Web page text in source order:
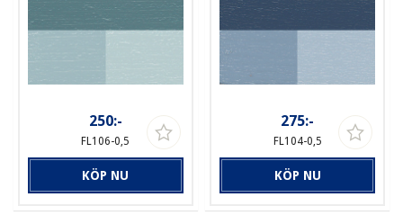
250:-
FL106-0,5
KÖP NU
275:-
FL104-0,5
KÖP NU